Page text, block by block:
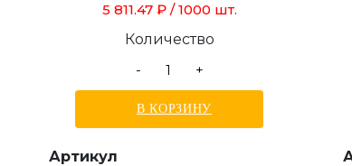
5 811.47 ₽ / 1000 шт.
Количество
-
+
В КОРЗИНУ
Артикул